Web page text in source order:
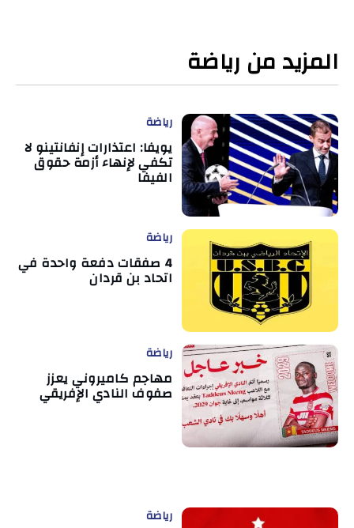
المزيد من رياضة
رياضة
يويفا: اعتذارات إنفانتينو لا
تكفي لإنهاء أزمة حقوق
الفيفا
رياضة
4 صفقات دفعة واحدة في
اتحاد بن قردان
رياضة
مهاجم كاميروني يعزز
صفوف النادي الإفريقي
رياضة